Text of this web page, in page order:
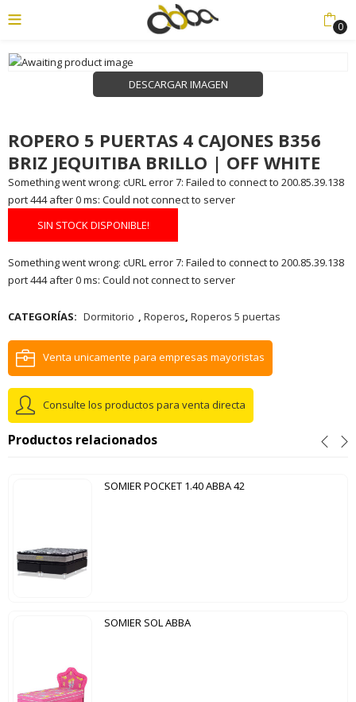
0
DESCARGAR IMAGEN
ROPERO 5 PUERTAS 4 CAJONES B356
BRIZ JEQUITIBA BRILLO | OFF WHITE
Something went wrong: cURL error 7: Failed to connect to 200.85.39.138
port 444 after 0 ms: Could not connect to server
SIN STOCK DISPONIBLE!
Something went wrong: cURL error 7: Failed to connect to 200.85.39.138
port 444 after 0 ms: Could not connect to server
CATEGORÍAS: Dormitorio , Roperos, Roperos 5 puertas
Venta unicamente para empresas mayoristas
Consulte los productos para venta directa
Productos relacionados
SOMIER POCKET 1.40 ABBA 42
SOMIER SOL ABBA